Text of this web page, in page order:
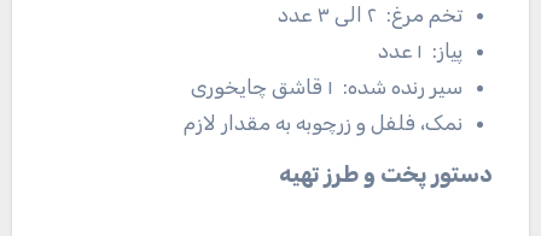
تخم مرغ: ۲ الی ۳ عدد
پیاز: ۱ عدد
سیر رنده شده: ۱ قاشق چایخوری
نمک، فلفل و زرچوبه به مقدار لازم
دستور پخت و طرز تهیه